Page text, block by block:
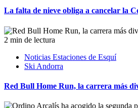
La falta de nieve obliga a cancelar la
2 min de lectura
Noticias Estaciones de Esquí
Ski Andorra
Red Bull Home Run, la carrera más